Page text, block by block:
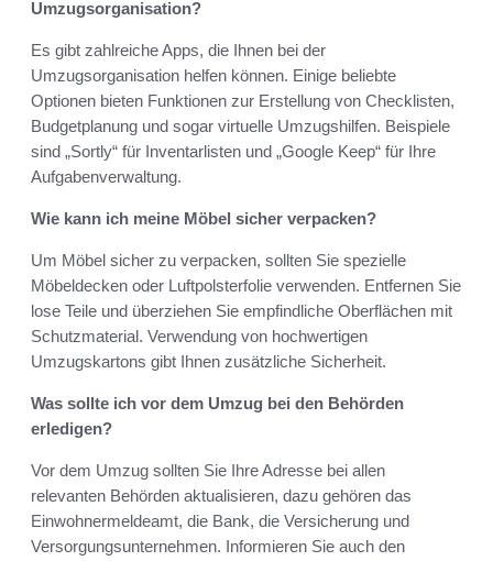
Umzugsorganisation?
Es gibt zahlreiche Apps, die Ihnen bei der
Umzugsorganisation helfen können. Einige beliebte
Optionen bieten Funktionen zur Erstellung von Checklisten,
Budgetplanung und sogar virtuelle Umzugshilfen. Beispiele
sind „Sortly“ für Inventarlisten und „Google Keep“ für Ihre
Aufgabenverwaltung.
Wie kann ich meine Möbel sicher verpacken?
Um Möbel sicher zu verpacken, sollten Sie spezielle
Möbeldecken oder Luftpolsterfolie verwenden. Entfernen Sie
lose Teile und überziehen Sie empfindliche Oberflächen mit
Schutzmaterial. Verwendung von hochwertigen
Umzugskartons gibt Ihnen zusätzliche Sicherheit.
Was sollte ich vor dem Umzug bei den Behörden
erledigen?
Vor dem Umzug sollten Sie Ihre Adresse bei allen
relevanten Behörden aktualisieren, dazu gehören das
Einwohnermeldeamt, die Bank, die Versicherung und
Versorgungsunternehmen. Informieren Sie auch den